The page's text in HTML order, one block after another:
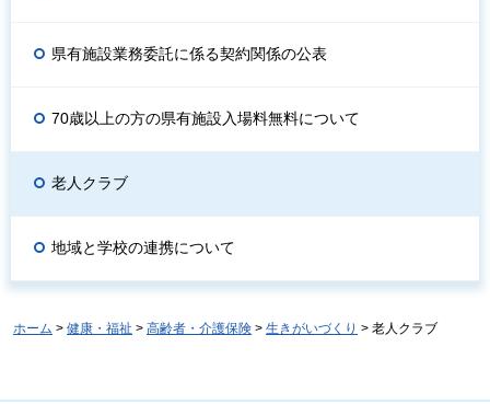
県有施設業務委託に係る契約関係の公表
70歳以上の方の県有施設入場料無料について
老人クラブ
地域と学校の連携について
ホーム > 健康・福祉 > 高齢者・介護保険 > 生きがいづくり > 老人クラブ